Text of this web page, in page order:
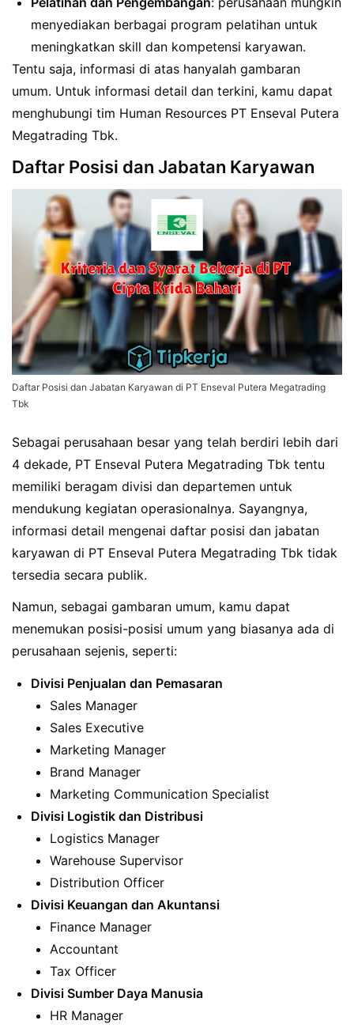
menyediakan berbagai program pelatihan untuk
meningkatkan skill dan kompetensi karyawan.
Tentu saja, informasi di atas hanyalah gambaran
umum. Untuk informasi detail dan terkini, kamu dapat
menghubungi tim Human Resources PT Enseval Putera
Megatrading Tbk.
Daftar Posisi dan Jabatan Karyawan
Daftar Posisi dan Jabatan Karyawan di PT Enseval Putera Megatrading
Tbk
Sebagai perusahaan besar yang telah berdiri lebih dari
4 dekade, PT Enseval Putera Megatrading Tbk tentu
memiliki beragam divisi dan departemen untuk
mendukung kegiatan operasionalnya. Sayangnya,
informasi detail mengenai daftar posisi dan jabatan
karyawan di PT Enseval Putera Megatrading Tbk tidak
tersedia secara publik.
Namun, sebagai gambaran umum, kamu dapat
menemukan posisi-posisi umum yang biasanya ada di
perusahaan sejenis, seperti:
Divisi Penjualan dan Pemasaran
Sales Manager
Sales Executive
Marketing Manager
Brand Manager
Marketing Communication Specialist
Divisi Logistik dan Distribusi
Logistics Manager
Warehouse Supervisor
Distribution Officer
Divisi Keuangan dan Akuntansi
Finance Manager
Accountant
Tax Officer
Divisi Sumber Daya Manusia
HR Manager